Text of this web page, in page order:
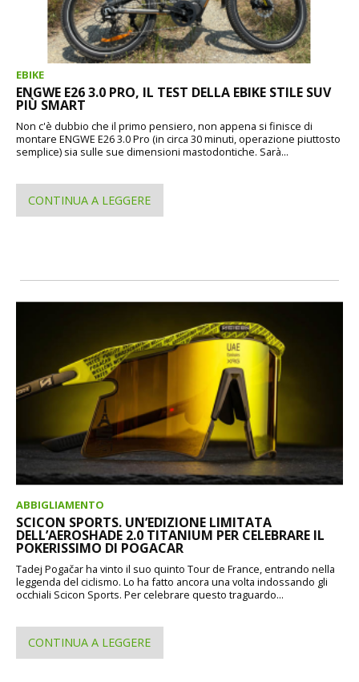
EBIKE
ENGWE E26 3.0 PRO, IL TEST DELLA EBIKE STILE SUV
PIÙ SMART
Non c'è dubbio che il primo pensiero, non appena si finisce di
montare ENGWE E26 3.0 Pro (in circa 30 minuti, operazione piuttosto
semplice) sia sulle sue dimensioni mastodontiche. Sarà...
CONTINUA A LEGGERE
ABBIGLIAMENTO
SCICON SPORTS. UN’EDIZIONE LIMITATA
DELL’AEROSHADE 2.0 TITANIUM PER CELEBRARE IL
POKERISSIMO DI POGACAR
Tadej Pogačar ha vinto il suo quinto Tour de France, entrando nella
leggenda del ciclismo. Lo ha fatto ancora una volta indossando gli
occhiali Scicon Sports. Per celebrare questo traguardo...
CONTINUA A LEGGERE